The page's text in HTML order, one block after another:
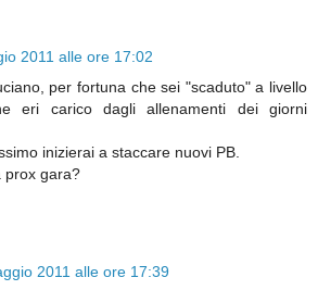
2011 alle ore 17:02
per fortuna che sei "scaduto" a livello
eri carico dagli allenamenti dei giorni
inizierai a staccare nuovi PB.
prox gara?
2011 alle ore 17:39